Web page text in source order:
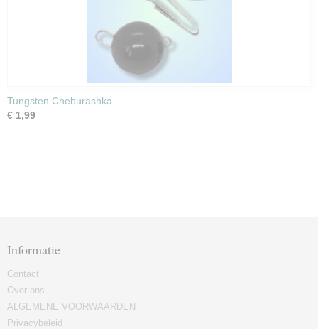
Tungsten Cheburashka
€ 1,99
Informatie
Contact
Over ons
ALGEMENE VOORWAARDEN
Privacybeleid